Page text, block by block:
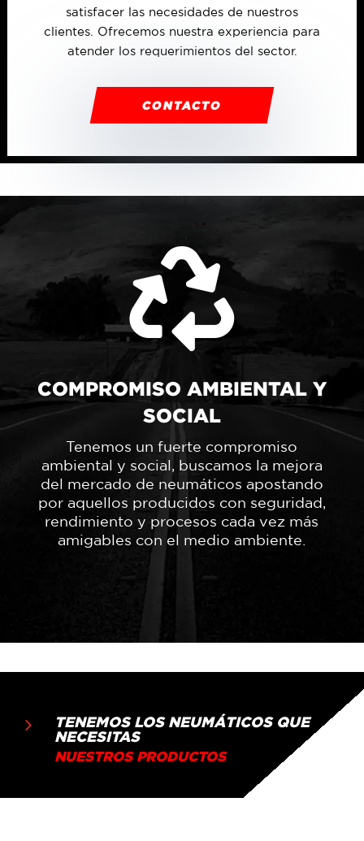
satisfacer las necesidades de nuestros
clientes. Ofrecemos nuestra experiencia para
atender los requerimientos del sector.
CONTACTO

COMPROMISO AMBIENTAL Y
SOCIAL
Tenemos un fuerte compromiso
ambiental y social, buscamos la mejora
del mercado de neumáticos apostando
por aquellos producidos con seguridad,
rendimiento y procesos cada vez más
amigables con el medio ambiente.
5
TENEMOS LOS NEUMÁTICOS QUE
NECESITAS
NUESTROS PRODUCTOS